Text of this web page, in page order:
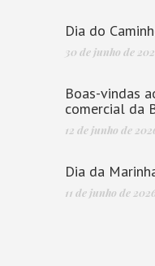
Dia do
30 de junho de
Boas-vindas
comercial da
12 de junho de
Dia da
11 de junho de